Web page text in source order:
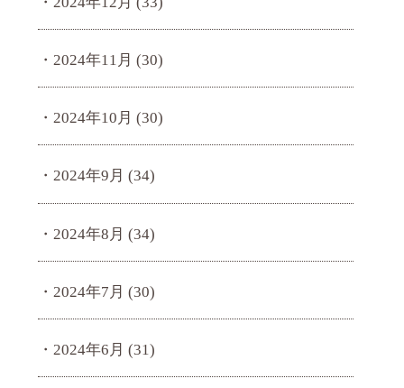
2024年11月 (30)
2024年10月 (30)
2024年9月 (34)
2024年8月 (34)
2024年7月 (30)
2024年6月 (31)